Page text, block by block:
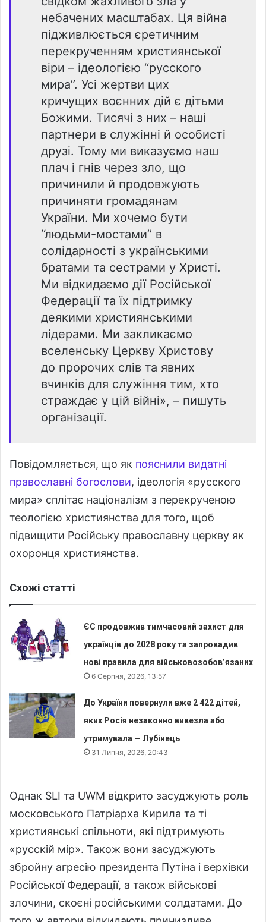
небачених масштабах. Ця війна
підживлюється єретичним
перекрученням християнської
віри – ідеологією ‘‘русского
мира’’. Усі жертви цих
кричущих воєнних дій є дітьми
Божими. Тисячі з них – наші
партнери в служінні й особисті
друзі. Тому ми виказуємо наш
плач і гнів через зло, що
причинили й продовжують
причиняти громадянам
України. Ми хочемо бути
‘‘людьми-мостами’’ в
солідарності з українськими
братами та сестрами у Христі.
Ми відкидаємо дії Російської
Федерації та їх підтримку
деякими християнськими
лідерами. Ми закликаємо
вселенську Церкву Христову
до пророчих слів та явних
вчинків для служіння тим, хто
страждає у цій війні», – пишуть
організації.
Повідомляється, що як пояснили видатні
православні богослови, ідеологія «русского
мира» сплітає націоналізм з перекрученою
теологією християнства для того, щоб
підвищити Російську православну церкву як
охоронця християнства.
Схожі статті
ЄС продовжив тимчасовий захист для
українців до 2028 року та запровадив
нові правила для військовозобов’язаних
6 Серпня, 2026, 13:57
До України повернули вже 2 422 дітей,
яких Росія незаконно вивезла або
утримувала — Лубінець
31 Липня, 2026, 20:43
Однак SLI та UWM відкрито засуджують роль
московського Патріарха Кирила та ті
християнські спільноти, які підтримують
«русскій мір». Також вони засуджують
збройну агресію президента Путіна і верхівки
Російської Федерації, а також військові
злочини, скоєні російськими солдатами. До